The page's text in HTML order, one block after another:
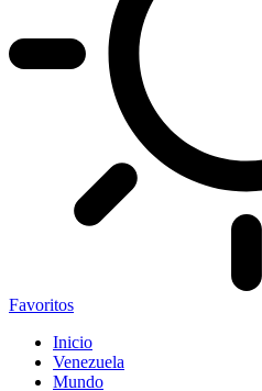
Favoritos
Inicio
Venezuela
Mundo